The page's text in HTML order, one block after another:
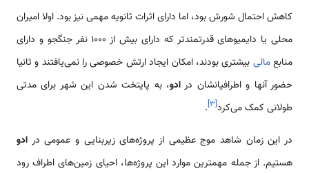
کاهش احتمال شورش بود، اما دارای اثرات ثانویه مهمی نیز بود. اولا امیران
محلی یا دایمیوهای قدرتمندتر که دارای بیش از 1000 نفر جنگجو و دارای
منابعمالی بیشتری بودند، امکان ایجاد ارتش خصوصی را نمی‌یافتند و ثانیا
حضور آنها و اطرافیانشان درادو، به پایتخت شدن این شهر برای مدتی
طولانی کمک می‌کرد[۳]
.
در این زمان شاهد موج عظیمی از پروژه‌های زیربنایی و عمومی در ادو
هستیم. از جمله مهمترین موارد این پروژه‌ها، احیای زمین‌های اطراف رود